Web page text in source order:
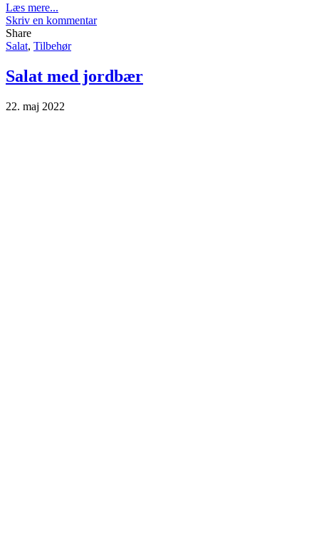
Læs mere...
Skriv en kommentar
Share
Salat, Tilbehør
Salat med jordbær
22. maj 2022